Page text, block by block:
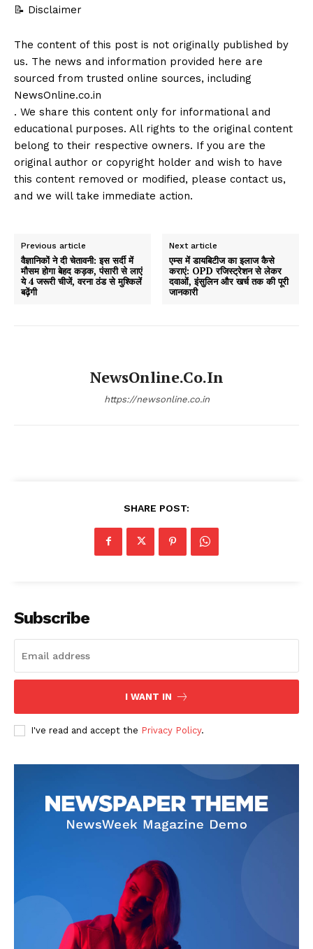
📝 Disclaimer
The content of this post is not originally published by
us. The news and information provided here are
sourced from trusted online sources, including
NewsOnline.co.in
. We share this content only for informational and
educational purposes. All rights to the original content
belong to their respective owners. If you are the
original author or copyright holder and wish to have
this content removed or modified, please contact us,
and we will take immediate action.
Previous article
वैज्ञानिकों ने दी चेतावनी: इस सर्दी में
मौसम होगा बेहद कड़क, पंसारी से लाएं
ये 4 जरूरी चीजें, वरना ठंड से मुश्किलें
बढ़ेंगी
Next article
एम्स में डायबिटीज का इलाज कैसे
कराएं: OPD रजिस्ट्रेशन से लेकर
दवाओं, इंसुलिन और खर्च तक की पूरी
जानकारी
NewsOnline.co.in
https://newsonline.co.in
SHARE POST:
Subscribe
I WANT IN
I've read and accept the Privacy Policy.